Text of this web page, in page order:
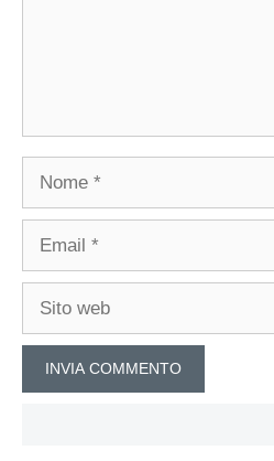
Nome
Email
Sito